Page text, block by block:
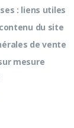
: liens utiles
du site
de vente
mesure